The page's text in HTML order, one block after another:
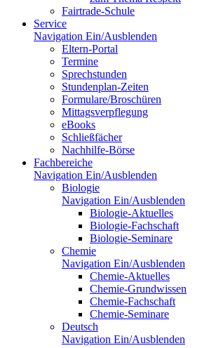
Fairtrade-Schule
Service
Navigation Ein/Ausblenden
Eltern-Portal
Termine
Sprechstunden
Stundenplan-Zeiten
Formulare/Broschüren
Mittagsverpflegung
eBooks
Schließfächer
Nachhilfe-Börse
Fachbereiche
Navigation Ein/Ausblenden
Biologie
Navigation Ein/Ausblenden
Biologie-Aktuelles
Biologie-Fachschaft
Biologie-Seminare
Chemie
Navigation Ein/Ausblenden
Chemie-Aktuelles
Chemie-Grundwissen
Chemie-Fachschaft
Chemie-Seminare
Deutsch
Navigation Ein/Ausblenden